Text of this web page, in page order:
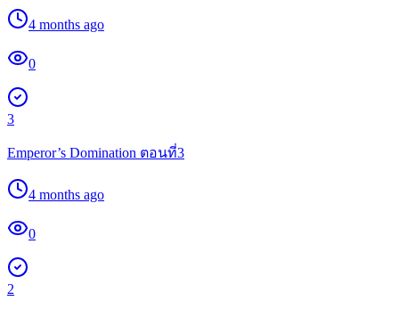
4 months ago
0
3
Emperor’s Domination ตอนที่3
4 months ago
0
2